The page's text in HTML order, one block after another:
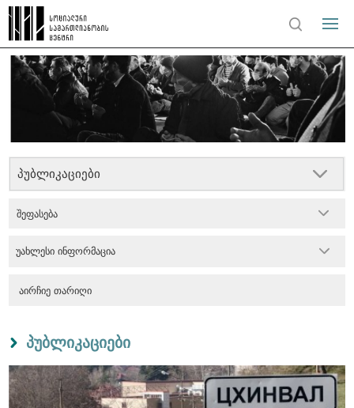
პუბლიკაციები
შეფასება
უახლესი ინფორმაცია
პუბლიკაციები